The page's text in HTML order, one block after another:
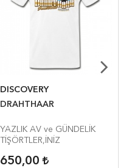
DISCOVERY
DRAHTHAAR
YAZLIK AV ve GÜNDELİK
TİŞÖRTLER,İNİZ
650,00